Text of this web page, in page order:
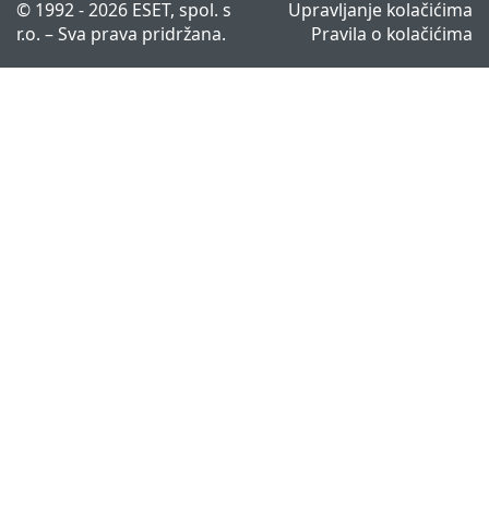
© 1992 - 2026 ESET, spol. s
r.o. – Sva prava pridržana.
Upravljanje kolačićima
Pravila o kolačićima